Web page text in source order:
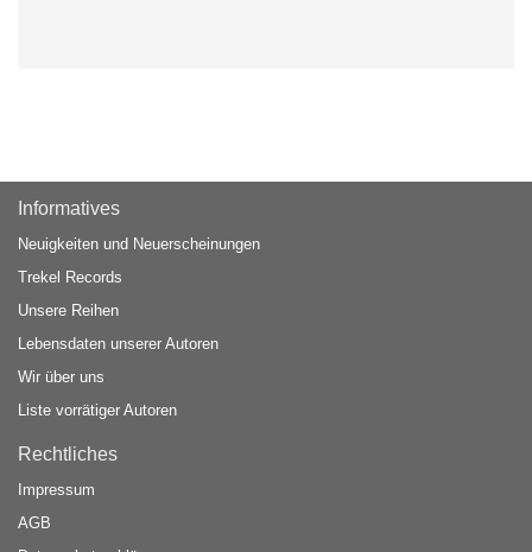
Informatives
Neuigkeiten und Neuerscheinungen
Trekel Records
Unsere Reihen
Lebensdaten unserer Autoren
Wir über uns
Liste vorrätiger Autoren
Rechtliches
Impressum
AGB